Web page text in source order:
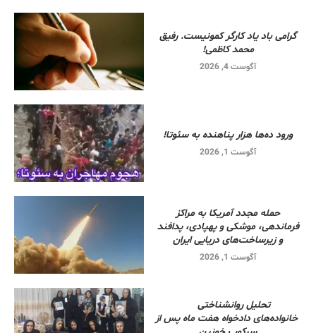
گرامی باد یاد کارگر کمونیست. رفیق
محمد کاظمی!
آگوست 4, 2026
ورود ده‌ها هزار پناهنده به سئوتا!
آگوست 1, 2026
حمله مجدد آمریکا به مراکز
فرماندهی، موشکی و پهپادی، پدافند
و زیرساخت‌های دریایی ایران
آگوست 1, 2026
تحلیل روانشناختی
خانواده‌های دادخواه هفت ماه پس از